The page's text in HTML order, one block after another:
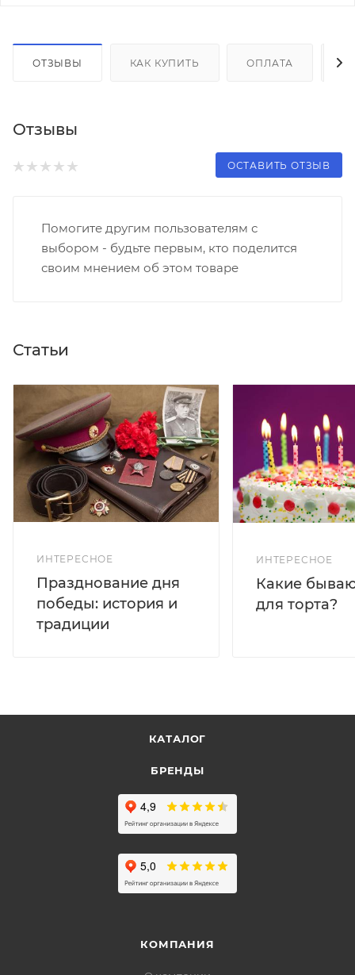
ОТЗЫВЫ КАК КУПИТЬ ОПЛАТА
Отзывы
ОСТАВИТЬ ОТЗЫВ
Помогите другим пользователям с
выбором - будьте первым, кто поделится
своим мнением об этом товаре
Статьи
ИНТЕРЕСНОЕ
Празднование дня
победы: история и
традиции
ИНТЕРЕСНОЕ
Какие
для торта?
КАТАЛОГ
БРЕНДЫ
КОМПАНИЯ